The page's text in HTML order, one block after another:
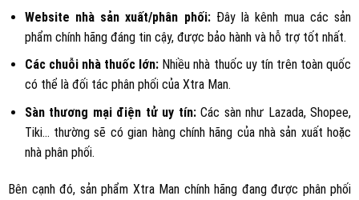
Website nhà sản xuất/phân phối:Đây là kênh mua các sản
phẩm chính hãng đáng tin cậy, được bảo hành và hỗ trợ tốt nhất.
Các chuỗi nhà thuốc lớn: Nhiều nhà thuốc uy tín trên toàn quốc
có thể là đối tác phân phối của Xtra Man.
Sàn thương mại điện tử uy tín:Các sàn như Lazada, Shopee,
Tiki… thường sẽ có gian hàng chính hãng của nhà sản xuất hoặc
nhà phân phối.
Bên cạnh đó, sản phẩm Xtra Man chính hãng đang được phân phối